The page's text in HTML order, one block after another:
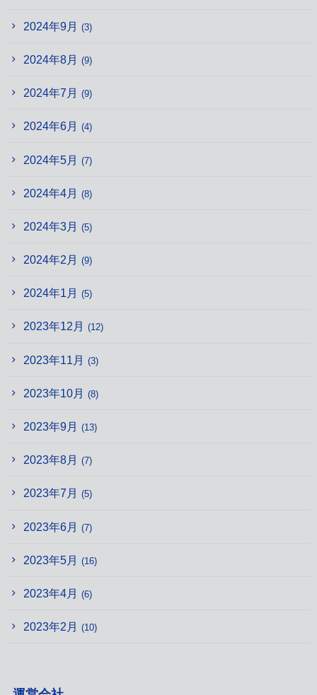
2024年9月 (3)
2024年8月 (9)
2024年7月 (9)
2024年6月 (4)
2024年5月 (7)
2024年4月 (8)
2024年3月 (5)
2024年2月 (9)
2024年1月 (5)
2023年12月 (12)
2023年11月 (3)
2023年10月 (8)
2023年9月 (13)
2023年8月 (7)
2023年7月 (5)
2023年6月 (7)
2023年5月 (16)
2023年4月 (6)
2023年2月 (10)